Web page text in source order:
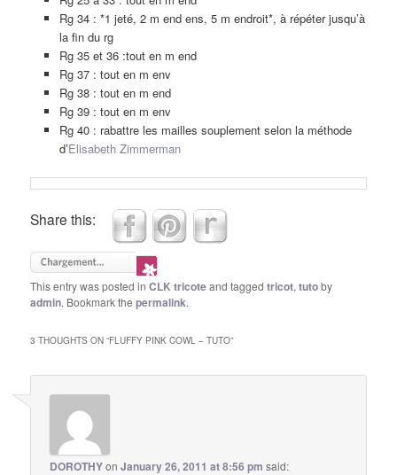
Rg 34 : *1 jeté, 2 m end ens, 5 m endroit*, à répéter jusqu’à
la fin du rg
Rg 35 et 36 :tout en m end
Rg 37 : tout en m env
Rg 38 : tout en m end
Rg 39 : tout en m env
Rg 40 : rabattre les mailles souplement selon la méthode
d’Elisabeth Zimmerman
Share this:
This entry was posted inCLK tricoteand taggedtricot,tutoby
admin. Bookmark thepermalink.
3 THOUGHTS ON “FLUFFY PINK COWL – TUTO”
DOROTHYonJanuary 26, 2011 at 8:56 pm said: